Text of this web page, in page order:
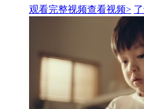
观看完整视频查看视频>